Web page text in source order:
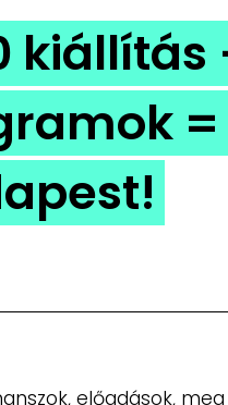
kiállítás
előadások,